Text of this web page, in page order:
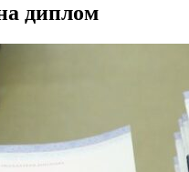
диплом